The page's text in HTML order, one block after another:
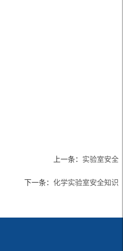
上一条： 实验室安全
下一条：化学实验室安全知识